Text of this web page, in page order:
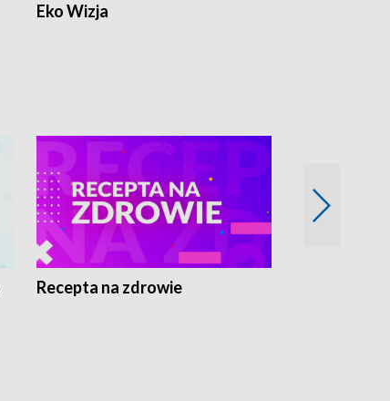
Eko Wizja
Recepta na zdrowie